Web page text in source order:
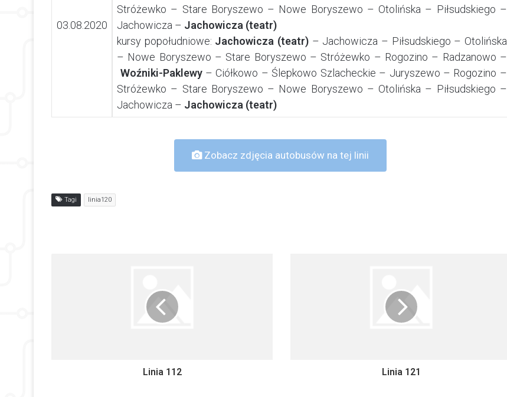
03.08.2020
Stróżewko – Stare Boryszewo – Nowe Boryszewo – Otolińska – Piłsudskiego –
Jachowicza – Jachowicza (teatr)
kursy popołudniowe: Jachowicza (teatr) – Jachowicza – Piłsudskiego – Otolińska
– Nowe Boryszewo – Stare Boryszewo – Stróżewko – Rogozino – Radzanowo –
Woźniki-Paklewy– Ciółkowo – Ślepkowo Szlacheckie – Juryszewo – Rogozino –
Stróżewko – Stare Boryszewo – Nowe Boryszewo – Otolińska – Piłsudskiego –
Jachowicza – Jachowicza (teatr)
Zobacz zdjęcia autobusów na tej linii
Tagi linia120
Linia 112 Linia 121